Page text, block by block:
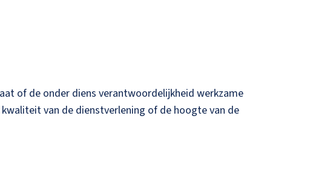
of de onder diens verantwoordelijkheid werkzame
van de dienstverlening of de hoogte van de